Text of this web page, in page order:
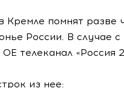
Кремле помнят разве
России. В случае с
телеканал «Россия
из нее: